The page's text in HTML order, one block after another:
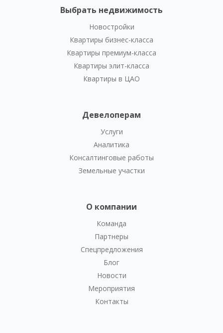
Выбрать недвижимость
Новостройки
Квартиры бизнес-класса
Квартиры премиум-класса
Квартиры элит-класса
Квартиры в ЦАО
Девелоперам
Услуги
Аналитика
Консалтинговые работы
Земельные участки
О компании
Команда
Партнеры
Спецпредложения
Блог
Новости
Мероприятия
Контакты